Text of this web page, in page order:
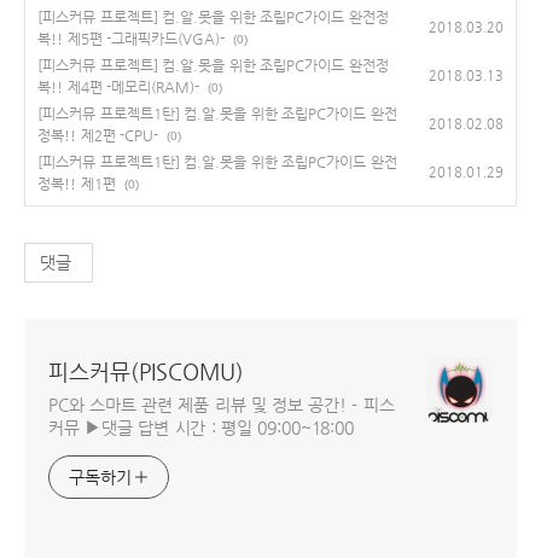
[피스커뮤 프로젝트] 컴.알.못을 위한 조립PC가이드 완전정
복!! 제5편 -그래픽카드(VGA)-
(0)
2018.03.20
[피스커뮤 프로젝트] 컴.알.못을 위한 조립PC가이드 완전정
복!! 제4편 -메모리(RAM)-
(0)
2018.03.13
[피스커뮤 프로젝트1탄] 컴.알.못을 위한 조립PC가이드 완전
정복!! 제2편 -CPU-
(0)
2018.02.08
[피스커뮤 프로젝트1탄] 컴.알.못을 위한 조립PC가이드 완전
정복!! 제1편
(0)
2018.01.29
댓글
피스커뮤(PISCOMU)
PC와 스마트 관련 제품 리뷰 및 정보 공간! - 피스
커뮤 ▶댓글 답변 시간 : 평일 09:00~18:00
구독하기